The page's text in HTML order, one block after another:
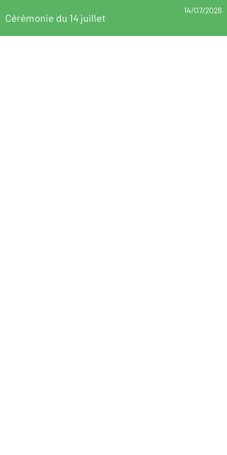
Cérémonie du 14 juillet
14/07/2026